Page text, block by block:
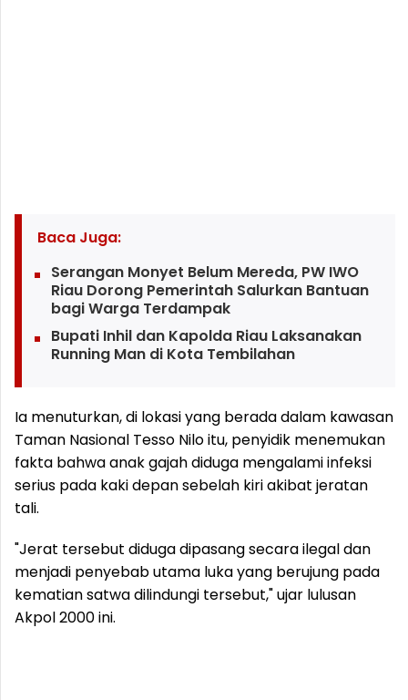
Baca Juga:
Serangan Monyet Belum Mereda, PW IWO
Riau Dorong Pemerintah Salurkan Bantuan
bagi Warga Terdampak
Bupati Inhil dan Kapolda Riau Laksanakan
Running Man di Kota Tembilahan
Ia menuturkan, di lokasi yang berada dalam kawasan
Taman Nasional Tesso Nilo itu, penyidik menemukan
fakta bahwa anak gajah diduga mengalami infeksi
serius pada kaki depan sebelah kiri akibat jeratan
tali.
"Jerat tersebut diduga dipasang secara ilegal dan
menjadi penyebab utama luka yang berujung pada
kematian satwa dilindungi tersebut," ujar lulusan
Akpol 2000 ini.